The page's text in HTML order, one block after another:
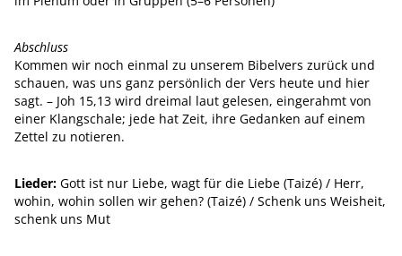
Abschluss
Kommen wir noch einmal zu unserem Bibelvers zurück und
schauen, was uns ganz persönlich der Vers heute und hier
sagt. – Joh 15,13 wird dreimal laut gelesen, eingerahmt von
einer Klangschale; jede hat Zeit, ihre Gedanken auf einem
Zettel zu notieren.
Lieder: Gott ist nur Liebe, wagt für die Liebe (Taizé) / Herr,
wohin, wohin sollen wir gehen? (Taizé) / Schenk uns Weisheit,
schenk uns Mut